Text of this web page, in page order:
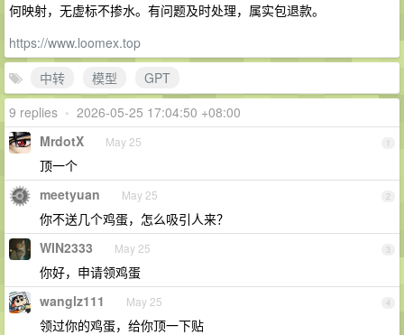
何映射，无虚标不掺水。有问题及时处理，属实包退款。
https://www.loomex.top
中转
模型
GPT
9 replies • 2026-05-25 17:04:50 +08:00
1
MrdotX May 25
顶一个
2
meetyuan May 25
你不送几个鸡蛋，怎么吸引人来？
3
WIN2333 May 25
你好，申请领鸡蛋
4
wanglz111 May 25
领过你的鸡蛋，给你顶一下贴